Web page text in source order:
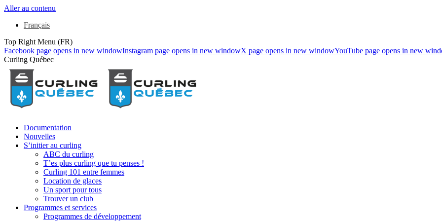
Aller au contenu
Français
Top Right Menu (FR)
Facebook page opens in new windowInstagram page opens in new windowX page opens in new windowYouTube page opens in new
Curling Québec
Documentation
Nouvelles
S’initier au curling
ABC du curling
T’es plus curling que tu penses !
Curling 101 entre femmes
Location de glaces
Un sport pour tous
Trouver un club
Programmes et services
Programmes de développement